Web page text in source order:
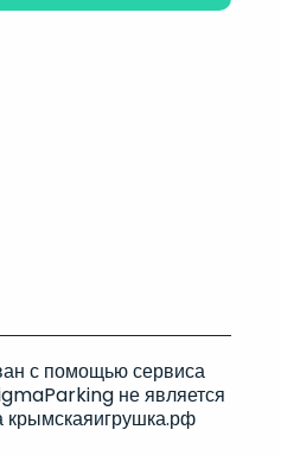
с помощью сервиса
не является